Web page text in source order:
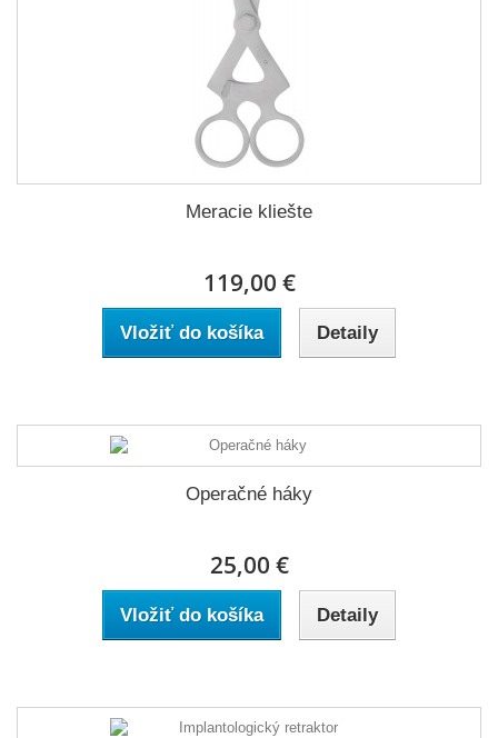
Meracie kliešte
119,00 €
Vložiť do košíka Detaily
Operačné háky
25,00 €
Vložiť do košíka Detaily